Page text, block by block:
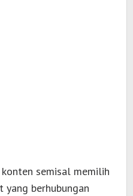
semisal memilih
yang berhubungan